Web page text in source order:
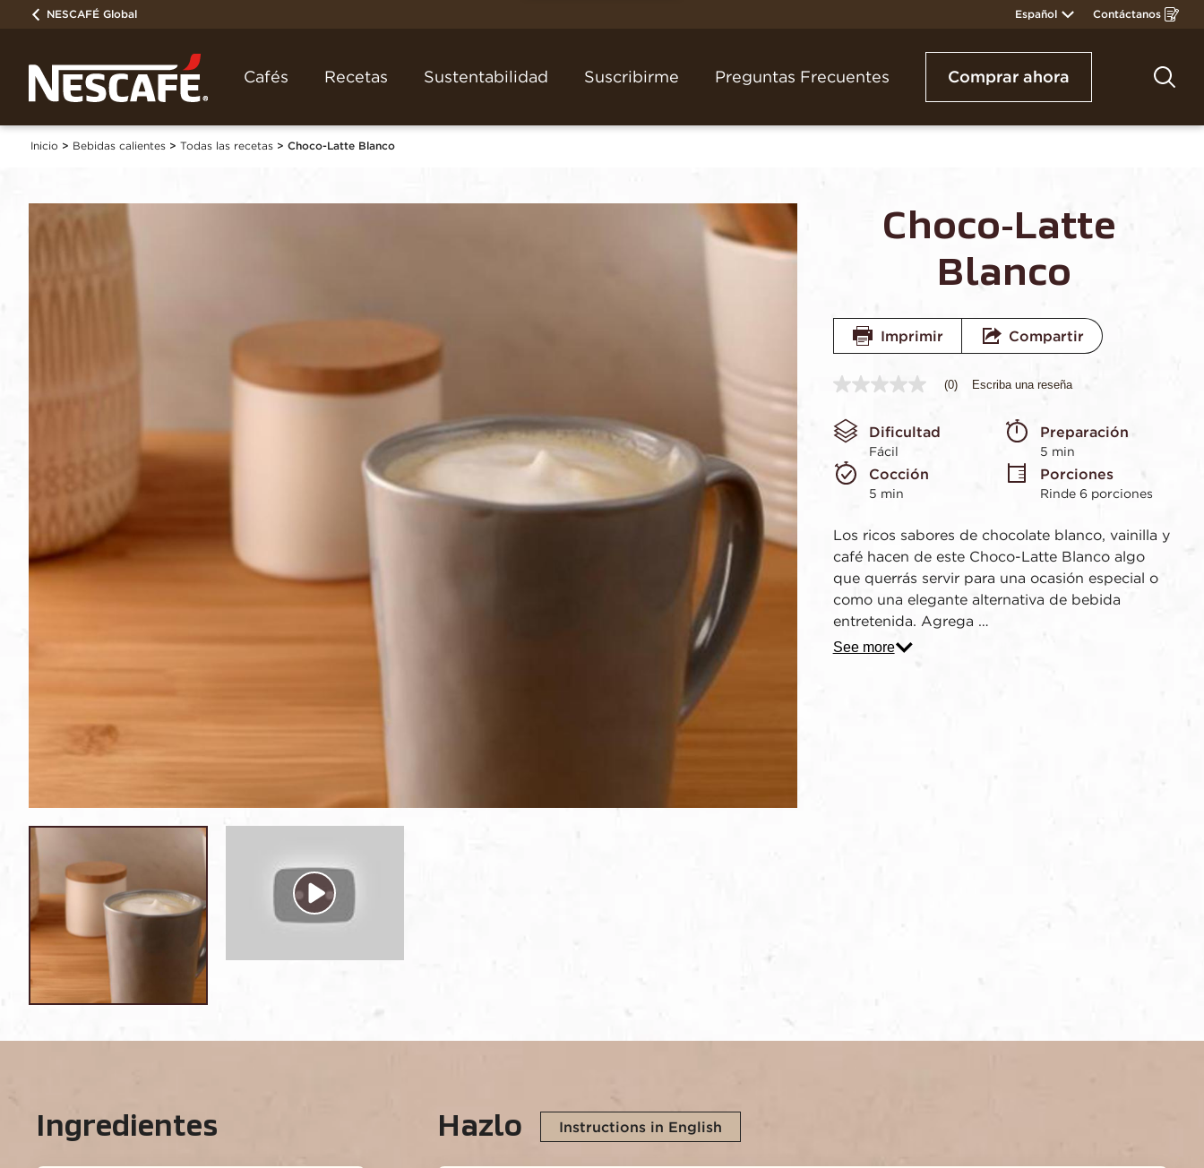
NESCAFÉ Global Español Contáctanos
Opens
Cafés Recetas Sustentabilidad Suscribirme Preguntas Frecuentes Comprar ahora
Inicio Bebidas calientes Todas las recetas Choco-Latte Blanco
Choco-Latte
Blanco
Imprimir Compartir
Sin
Enlace
en
misma
página.
(0) Escriba una reseña
Dificultad
Fácil
Preparación
5 min
Cocción
5 min
Porciones
Rinde 6 porciones
Los ricos sabores de chocolate blanco, vainilla y
café hacen de este Choco-Latte Blanco algo
que querrás servir para una ocasión especial o
como una elegante alternativa de bebida
entretenida. Agrega …
See more
Ingredientes Hazlo Instructions in English